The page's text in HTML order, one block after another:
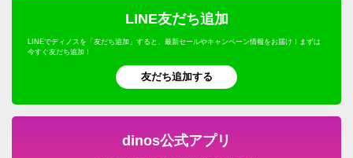
LINE友だち追加
LINEでディノスを「友だち追加」すると、最新セールやキャンペーン情報をお届け！まずは
今すぐ友だち追加！
友だち追加する
dinos公式アプリ